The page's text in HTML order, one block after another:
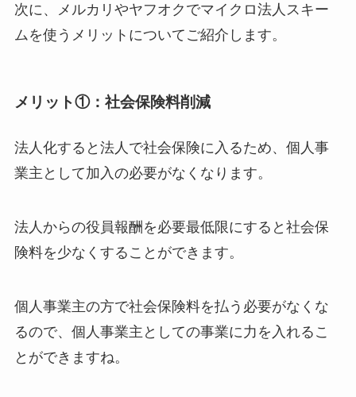
次に、メルカリやヤフオクでマイクロ法人スキー
ムを使うメリットについてご紹介します。
メリット①：社会保険料削減
法人化すると法人で社会保険に入るため、個人事
業主として加入の必要がなくなります。
法人からの役員報酬を必要最低限にすると社会保
険料を少なくすることができます。
個人事業主の方で社会保険料を払う必要がなくな
るので、個人事業主としての事業に力を入れるこ
とができますね。